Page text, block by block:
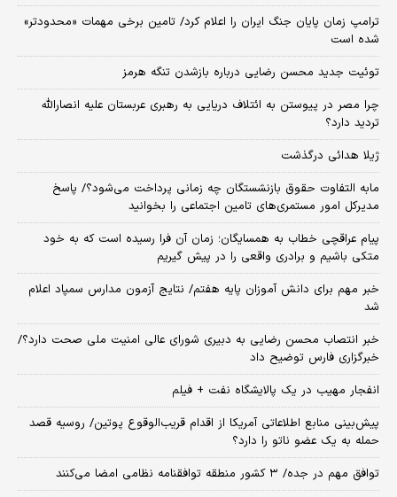
ترامپ زمان پایان جنگ ایران را اعلام کرد/ تامین برخی مهمات «محدودتر»
شده است
توئیت جدید محسن رضایی درباره بازشدن تنگه هرمز
چرا مصر در پیوستن به ائتلاف دریایی به رهبری عربستان علیه انصارالله
تردید دارد؟
ژیلا هدائی درگذشت
مابه التفاوت حقوق بازنشستگان چه زمانی پرداخت می‌شود؟/ پاسخ
مدیرکل امور مستمری‌های تامین اجتماعی را بخوانید
پیام عراقچی خطاب به همسایگان؛ زمان آن فرا رسیده است که به خود
متکی باشیم و برادری واقعی را در پیش گیریم
خبر مهم برای دانش آموزان پایه هفتم/ نتایج آزمون مدارس سمپاد اعلام
شد
خبر انتصاب محسن رضایی به دبیری شورای عالی امنیت ملی صحت دارد؟/
خبرگزاری فارس توضیح داد
انفجار مهیب در یک پالایشگاه نفت + فیلم
پیش‌بینی منابع اطلاعاتی آمریکا از اقدام قریب‌الوقوع پوتین/ روسیه قصد
حمله به یک عضو ناتو را دارد؟
توافق مهم در جده/ ۳ کشور منطقه توافقنامه نظامی امضا می‌کنند